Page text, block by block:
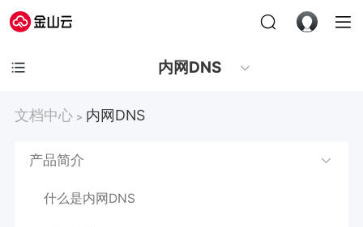
内网DNS
文档中心 > 内网DNS
产品简介
什么是内网DNS